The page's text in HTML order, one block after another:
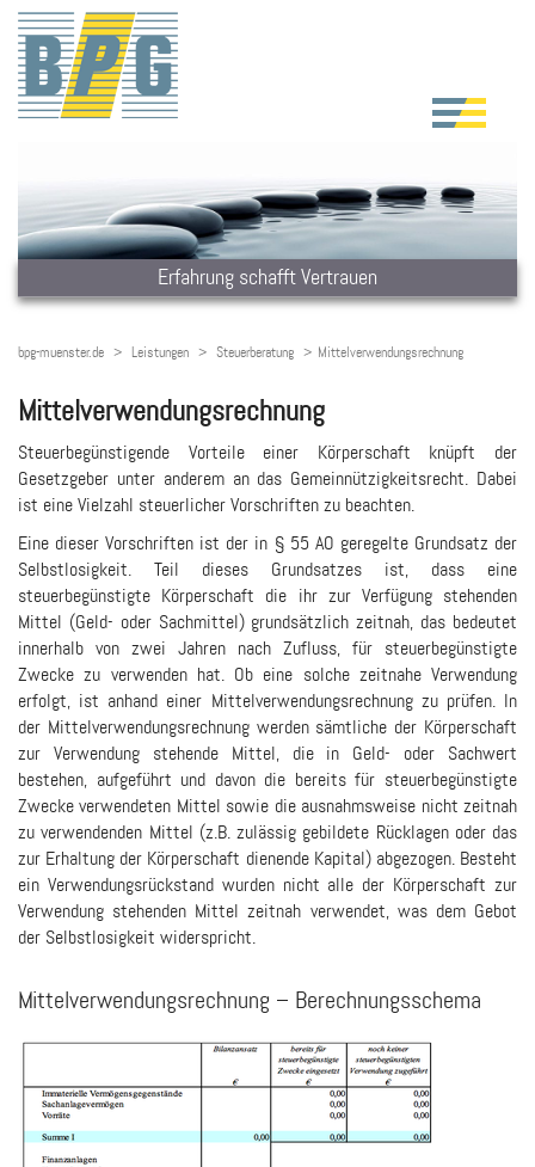
Erfahrung schafft Vertrauen
bpg-muenster.de Leistungen Steuerberatung Mittelverwendungsrechnung
Mittelverwendungsrechnung
Steuerbegünstigende Vorteile einer Körperschaft knüpft der
Gesetzgeber unter anderem an das Gemeinnützigkeitsrecht. Dabei
ist eine Vielzahl steuerlicher Vorschriften zu beachten.
Eine dieser Vorschriften ist der in § 55 AO geregelte Grundsatz der
Selbstlosigkeit. Teil dieses Grundsatzes ist, dass eine
steuerbegünstigte Körperschaft die ihr zur Verfügung stehenden
Mittel (Geld- oder Sachmittel) grundsätzlich zeitnah, das bedeutet
innerhalb von zwei Jahren nach Zufluss, für steuerbegünstigte
Zwecke zu verwenden hat. Ob eine solche zeitnahe Verwendung
erfolgt, ist anhand einer Mittelverwendungsrechnung zu prüfen. In
der Mittelverwendungsrechnung werden sämtliche der Körperschaft
zur Verwendung stehende Mittel, die in Geld- oder Sachwert
bestehen, aufgeführt und davon die bereits für steuerbegünstigte
Zwecke verwendeten Mittel sowie die ausnahmsweise nicht zeitnah
zu verwendenden Mittel (z.B. zulässig gebildete Rücklagen oder das
zur Erhaltung der Körperschaft dienende Kapital) abgezogen. Besteht
ein Verwendungsrückstand wurden nicht alle der Körperschaft zur
Verwendung stehenden Mittel zeitnah verwendet, was dem Gebot
der Selbstlosigkeit widerspricht.
Mittelverwendungsrechnung – Berechnungsschema